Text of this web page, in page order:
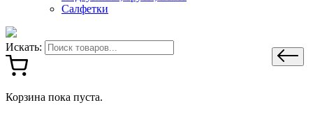
Салфетки
Искать:
Корзина пока пуста.